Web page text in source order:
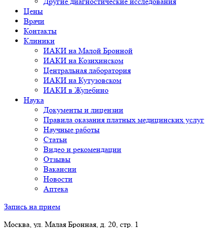
Цены
Врачи
Контакты
Клиники
ИАКИ на Малой Бронной
ИАКИ на Козихинском
Центральная лаборатория
ИАКИ на Кутузовском
ИАКИ в Жулебино
Наука
Документы и лицензии
Правила оказания платных медицинских услуг
Научные работы
Статьи
Видео и рекомендации
Отзывы
Вакансии
Новости
Аптека
Запись на прием
Москва, ул. Малая Бронная, д. 20, стр. 1